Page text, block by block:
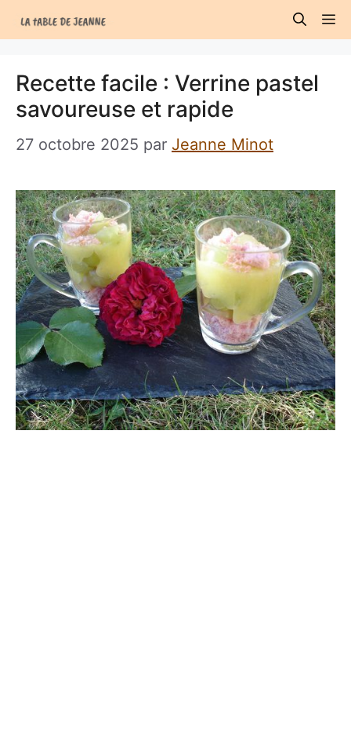
au
Recette facile : Verrine pastel
savoureuse et rapide
27 octobre 2025 par Jeanne Minot